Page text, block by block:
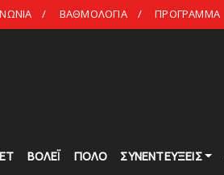
ΒΑΘΜΟΛΟΓΙΑ ΠΡΟΓΡΑΜΜΑ
ΒΟΛΕΪ ΠΟΛΟ ΣΥΝΕΝΤΕΥΞΕΙΣ